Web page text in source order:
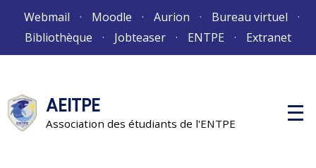
Webmail Moodle Aurion
Bureau virtuel
Bibliothèque
Jobteaser ENTPE Extranet
AEITPE
Association des étudiants de l'ENTPE
M
e